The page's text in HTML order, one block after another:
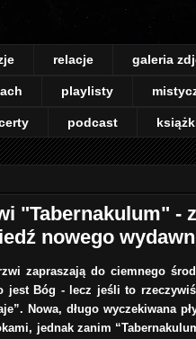
relacje galeria
playlisty
podcast
"Tabernakulum" -
nowego
zapraszają do ciemnego
jest Bóg - lecz jeśli to
Nowa, długo wyczekiwana
jednak zanim